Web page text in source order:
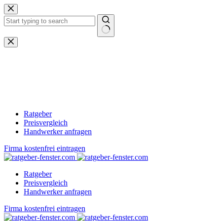
Zum
Inhalt
springen
Keine
Ergebnisse
Ratgeber
Preisvergleich
Handwerker anfragen
Firma kostenfrei eintragen
Ratgeber
Preisvergleich
Handwerker anfragen
Firma kostenfrei eintragen